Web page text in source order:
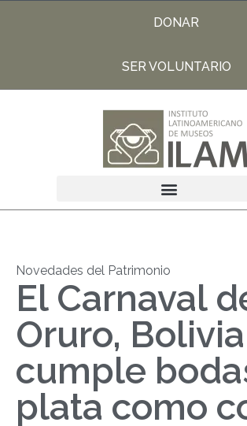
DONAR
SER VOLUNTARIO
Novedades del Patrimonio
El Carnaval
Oruro, Bolivia
cumple
plata como